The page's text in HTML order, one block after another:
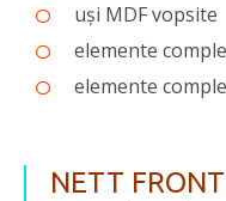
uși MDF vopsite
elemente
elemente
NETT